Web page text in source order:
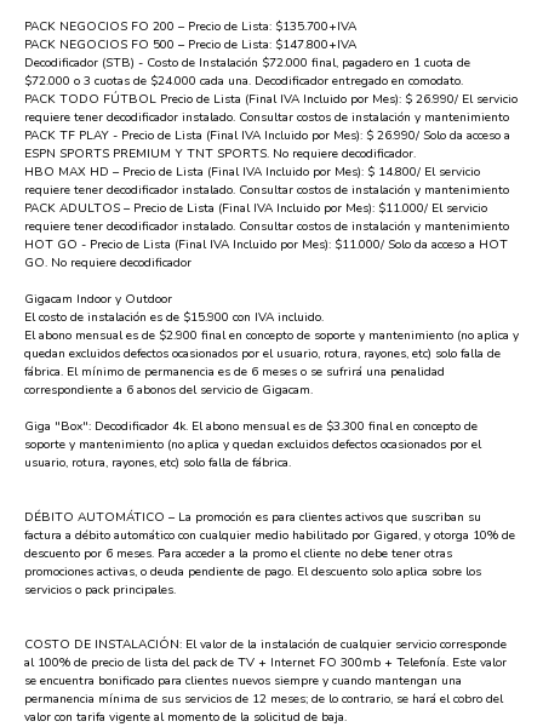
PACK NEGOCIOS FO 200 – Precio de Lista: $135.700+IVA
PACK NEGOCIOS FO 500 – Precio de Lista: $147.800+IVA
Decodificador (STB) - Costo de Instalación $72.000 final, pagadero en 1 cuota de
$72.000 o 3 cuotas de $24.000 cada una. Decodificador entregado en comodato.
PACK TODO FÚTBOL Precio de Lista (Final IVA Incluido por Mes): $ 26.990/ El servicio
requiere tener decodificador instalado. Consultar costos de instalación y mantenimiento
PACK TF PLAY - Precio de Lista (Final IVA Incluido por Mes): $ 26.990/ Solo da acceso a
ESPN SPORTS PREMIUM Y TNT SPORTS. No requiere decodificador.
HBO MAX HD – Precio de Lista (Final IVA Incluido por Mes): $ 14.800/ El servicio
requiere tener decodificador instalado. Consultar costos de instalación y mantenimiento
PACK ADULTOS – Precio de Lista (Final IVA Incluido por Mes): $11.000/ El servicio
requiere tener decodificador instalado. Consultar costos de instalación y mantenimiento
HOT GO - Precio de Lista (Final IVA Incluido por Mes): $11.000/ Solo da acceso a HOT
GO. No requiere decodificador
Gigacam Indoor y Outdoor
El costo de instalación es de $15.900 con IVA incluido.
El abono mensual es de $2.900 final en concepto de soporte y mantenimiento (no aplica y
quedan excluidos defectos ocasionados por el usuario, rotura, rayones, etc) solo falla de
fábrica. El mínimo de permanencia es de 6 meses o se sufrirá una penalidad
correspondiente a 6 abonos del servicio de Gigacam.
Giga "Box": Decodificador 4k. El abono mensual es de $3.300 final en concepto de
soporte y mantenimiento (no aplica y quedan excluidos defectos ocasionados por el
usuario, rotura, rayones, etc) solo falla de fábrica.
DÉBITO AUTOMÁTICO – La promoción es para clientes activos que suscriban su
factura a débito automático con cualquier medio habilitado por Gigared, y otorga 10% de
descuento por 6 meses. Para acceder a la promo el cliente no debe tener otras
promociones activas, o deuda pendiente de pago. El descuento solo aplica sobre los
servicios o pack principales.
COSTO DE INSTALACIÓN: El valor de la instalación de cualquier servicio corresponde
al 100% de precio de lista del pack de TV + Internet FO 300mb + Telefonía. Este valor
se encuentra bonificado para clientes nuevos siempre y cuando mantengan una
permanencia mínima de sus servicios de 12 meses; de lo contrario, se hará el cobro del
valor con tarifa vigente al momento de la solicitud de baja.